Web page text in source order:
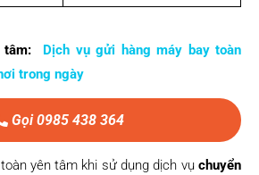
tâm: Dịch vụ gửi hàng máy bay toàn
trong ngày
Gọi 0985 438 364
yên tâm khi sử dụng dịch vụ chuyển